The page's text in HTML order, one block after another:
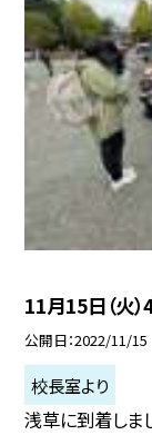
11月15日（火
公開日 2022/11/15
校長室より
浅草に到着しま